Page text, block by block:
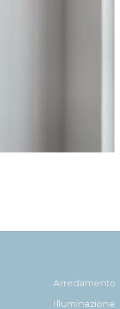
Arredamento
Illuminazione